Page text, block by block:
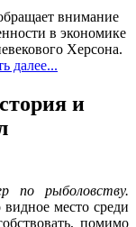
внимание
в экономике
Херсона.
далее...
и
по рыболовству.
место среди
помимо